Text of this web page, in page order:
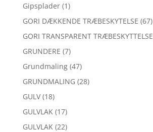
Gipsplader (1)
GORI DÆKKENDE TRÆBESKYTELSE (67)
GORI TRANSPARENT TRÆBESKYTTELSE
GRUNDERE (7)
Grundmaling (47)
GRUNDMALING (28)
GULV (18)
GULVLAK (17)
GULVLAK (22)